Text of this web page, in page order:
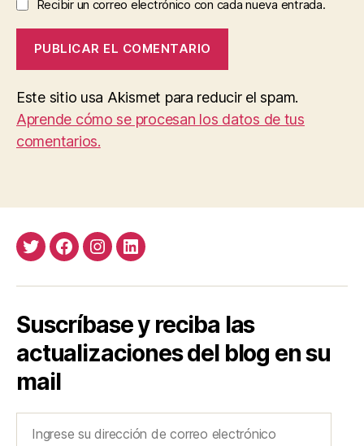
Recibir un correo electrónico con cada nueva entrada.
Este sitio usa Akismet para reducir el spam.
Aprende cómo se procesan los datos de tus
comentarios.
TwitterFacebook
InstagramLinkedIn
Suscríbase y reciba las
actualizaciones del blog en su
mail